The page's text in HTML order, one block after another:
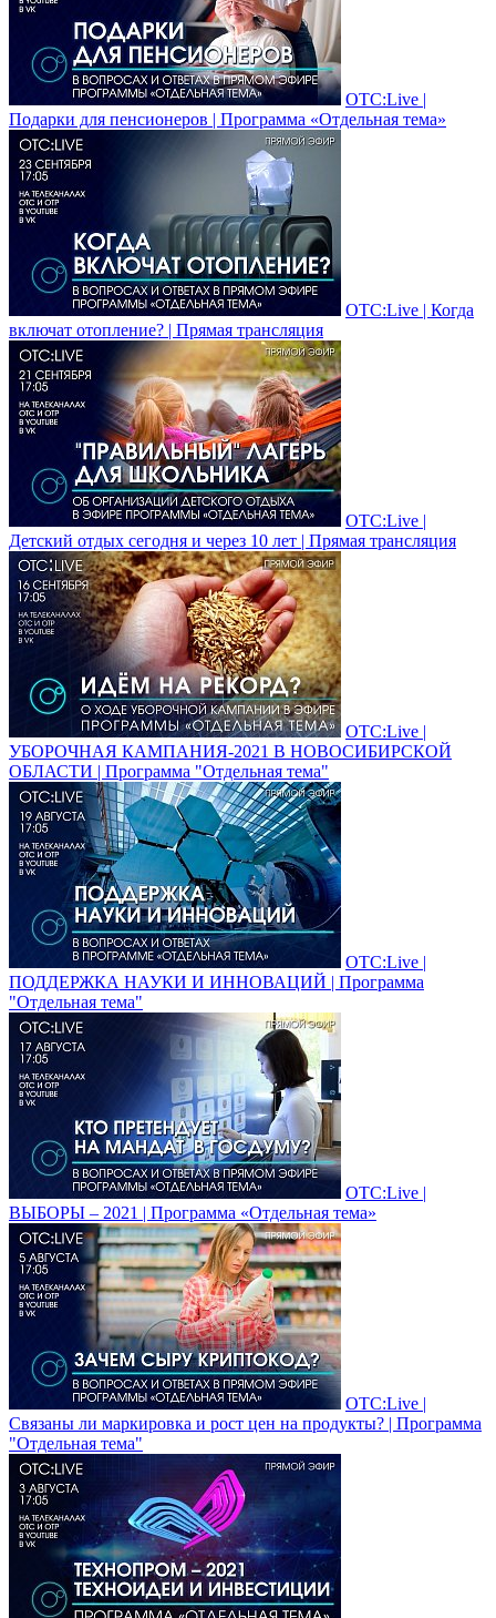
ОТС:Live |
Подарки для пенсионеров | Программа «Отдельная тема»
ОТС:Live | Когда
включат отопление? | Прямая трансляция
ОТС:Live |
Детский отдых сегодня и через 10 лет | Прямая трансляция
ОТС:Live |
УБОРОЧНАЯ КАМПАНИЯ-2021 В НОВОСИБИРСКОЙ
ОБЛАСТИ | Программа "Отдельная тема"
ОТС:Live |
ПОДДЕРЖКА НАУКИ И ИННОВАЦИЙ | Программа
"Отдельная тема"
ОТС:Live |
ВЫБОРЫ – 2021 | Программа «Отдельная тема»
ОТС:Live |
Связаны ли маркировка и рост цен на продукты? | Программа
"Отдельная тема"